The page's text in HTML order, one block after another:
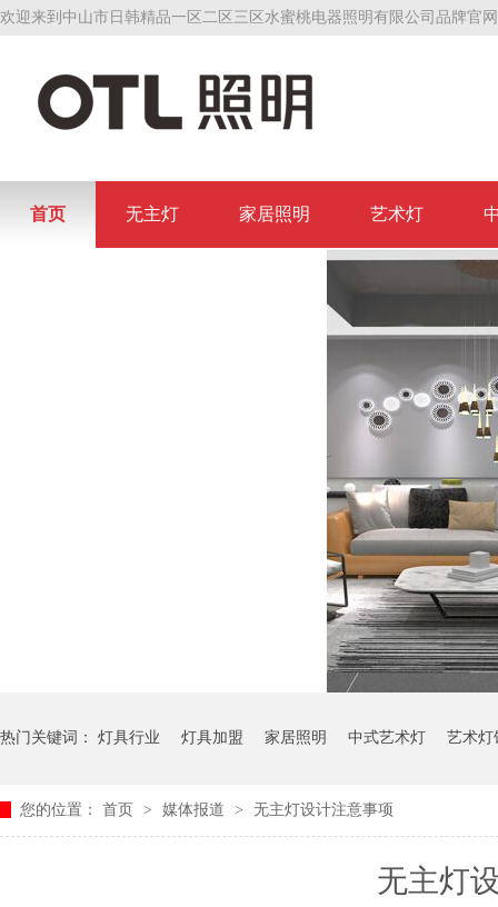
欢迎来到中山市日韩精品一区二区三区水蜜桃电器照明有限公司品牌官
首页 无主灯 家居照明 艺术灯
热门关键词： 灯具行业 灯具加盟 家居照明 中式艺术灯 艺术灯
您的位置： 首页 > 媒体报道 > 无主灯设计注意事项
无主灯